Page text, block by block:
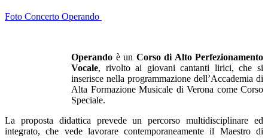
Foto Concerto Operando
Operando è un Corso di Alto Perfezionamento
Vocale, rivolto ai giovani cantanti lirici, che si
inserisce nella programmazione dell’Accademia di
Alta Formazione Musicale di Verona come Corso
Speciale.
La proposta didattica prevede un percorso multidisciplinare ed
integrato, che vede lavorare contemporaneamente il Maestro di